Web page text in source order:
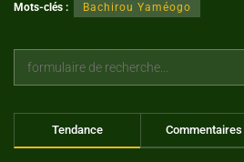
Mots-clés : Bachirou Yaméogo
Tendance Commentaires